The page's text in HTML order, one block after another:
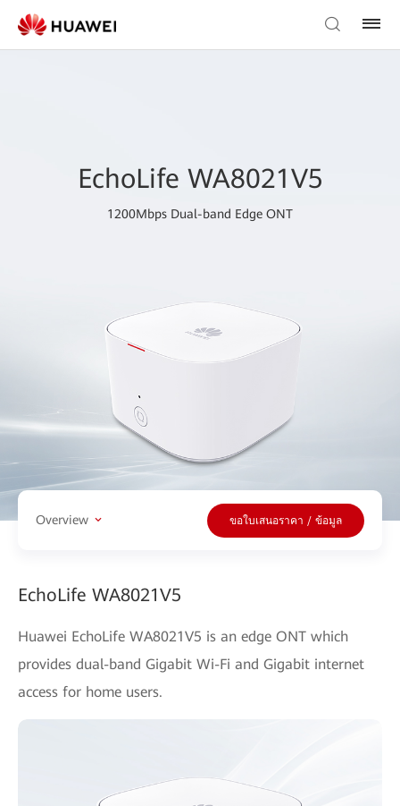
EchoLife WA8021V5
1200Mbps Dual-band Edge ONT
Overview ขอใบเสนอราคา / ข้อมูล
EchoLife WA8021V5
Huawei EchoLife WA8021V5 is an edge ONT which
provides dual-band Gigabit Wi-Fi and Gigabit internet
access for home users.